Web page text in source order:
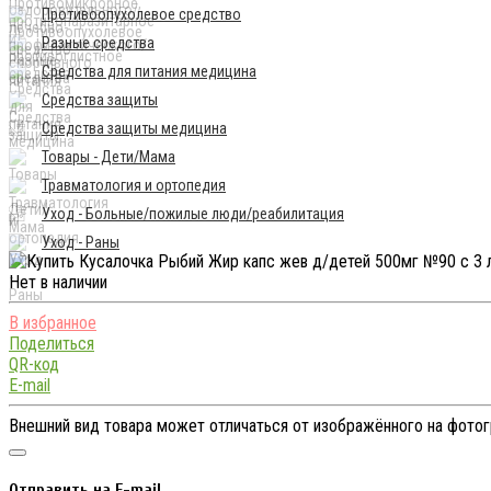
Противоопухолевое средство
Разные средства
Средства для питания медицина
Средства защиты
Средства защиты медицина
Товары - Дети/Мама
Травматология и ортопедия
Уход - Больные/пожилые люди/реабилитация
Уход - Раны
Нет в наличии
Поделиться
QR-код
E-mail
Внешний вид товара может отличаться от изображённого на